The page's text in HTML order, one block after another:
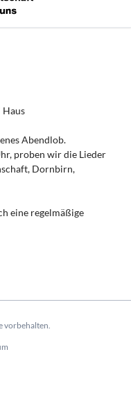
Abendlob.
proben wir die Lieder
Dornbirn,
eine regelmäßige
vorbehalten.